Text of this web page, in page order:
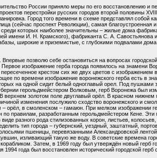
России приняло меры по его восстановлению и
перестройки русских городов второй половины
Город того времени в схеме представлял собой
(сейчас проспект Революции), самая благоустроенная
которых наиболее значительны – жилые дома
имени И. Н. Крамского), фабриканта С. А. Савостьянова
широкие и приземистые, с глубокими подвалами дома
позволю себе остановиться на вопросах
изображение герба города появилось на знамени
крестом сих же двух цветов с изображением
по времени изображение воронежского герба есть в
на одной сидит белый одноглавый орел. Под пушками
герольдмейстером Волковым, герб Воронежа был
верхнем золотом поле двуглавый орёл. В красном
изменения послужило сходство воронежского и
орёл, в смоленском – гамаюн. При мелком изображении
правилам, разработанным герольдмейстером Кене. Эти
разного рода стилизованных корон, листьев, колосьев,
тип города – губернский, уездный, заштатный,
пшеницы, перевязанными Александровской
изливающий такую же воду. В советские времена
Затем, в 1969 году был утверждён новый герб
года был восстановлен исторический городской герб